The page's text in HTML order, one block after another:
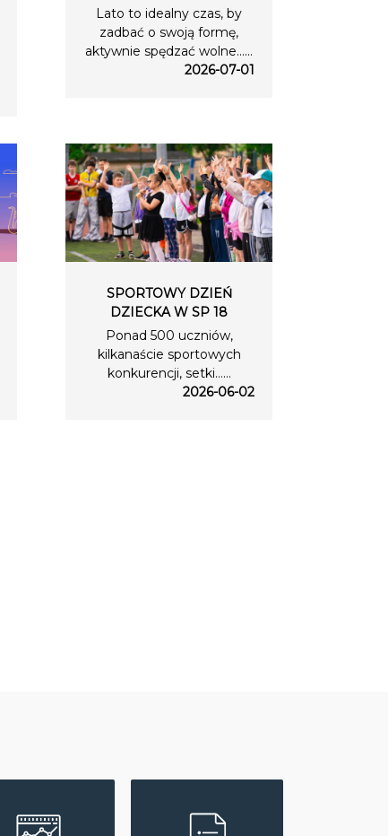
Lato to idealny czas, by
zadbać o swoją formę,
aktywnie spędzać wolne…...
2026-07-01
SPORTOWY DZIEŃ
DZIECKA W SP 18
Ponad 500 uczniów,
kilkanaście sportowych
konkurencji, setki…...
2026-06-02